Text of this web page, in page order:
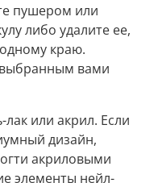
пушером или
либо удалите ее,
краю.
вами
или акрил. Если
дизайн,
акриловыми
элементы нейл-